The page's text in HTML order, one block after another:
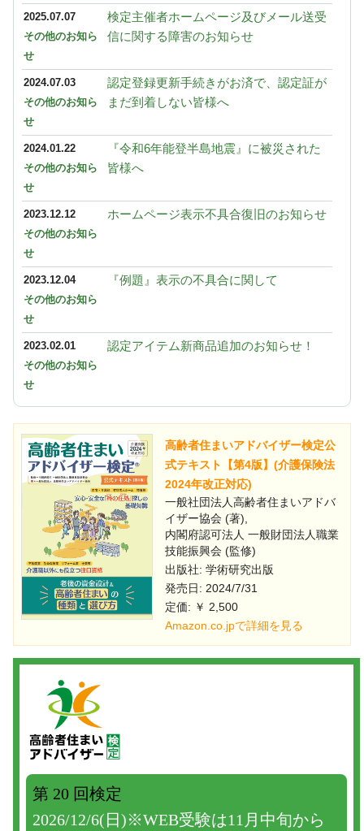
2025.07.07
その他のお知ら
せ
検定主催者ホームページ及びメール送受
信に関する障害のお知らせ
2024.07.03
その他のお知ら
せ
認定登録更新手続きがお済で、認定証が
まだ到着しない皆様へ
2024.01.22
その他のお知ら
せ
『令和6年能登半島地震』に被災された
皆様へ
2023.12.12
その他のお知ら
せ
ホームページ表示不具合復旧のお知らせ
2023.12.04
その他のお知ら
せ
『例題』表示の不具合に関して
2023.02.01
その他のお知ら
せ
認定アイテム新商品追加のお知らせ！
高齢者住まいアドバイザー検定公
式テキスト【第4版】(介護保険法
2024年改正対応)
一般社団法人高齢者住まいアドバ
イザー協会 (著),
内閣府認可法人 一般財団法人職業
技能振興会 (監修)
出版社: 学術研究出版
発売日: 2024/7/31
定価: ￥ 2,500
Amazon.co.jpで詳細を見る
第 20 回検定
2026/12/6(日)※WEB受験は11月中旬から